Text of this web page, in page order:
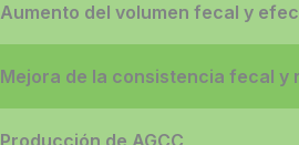
Aumento del volumen fecal y
Mejora de la consistencia fecal